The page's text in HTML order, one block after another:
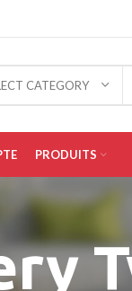
CATEGORY
PRODUITS